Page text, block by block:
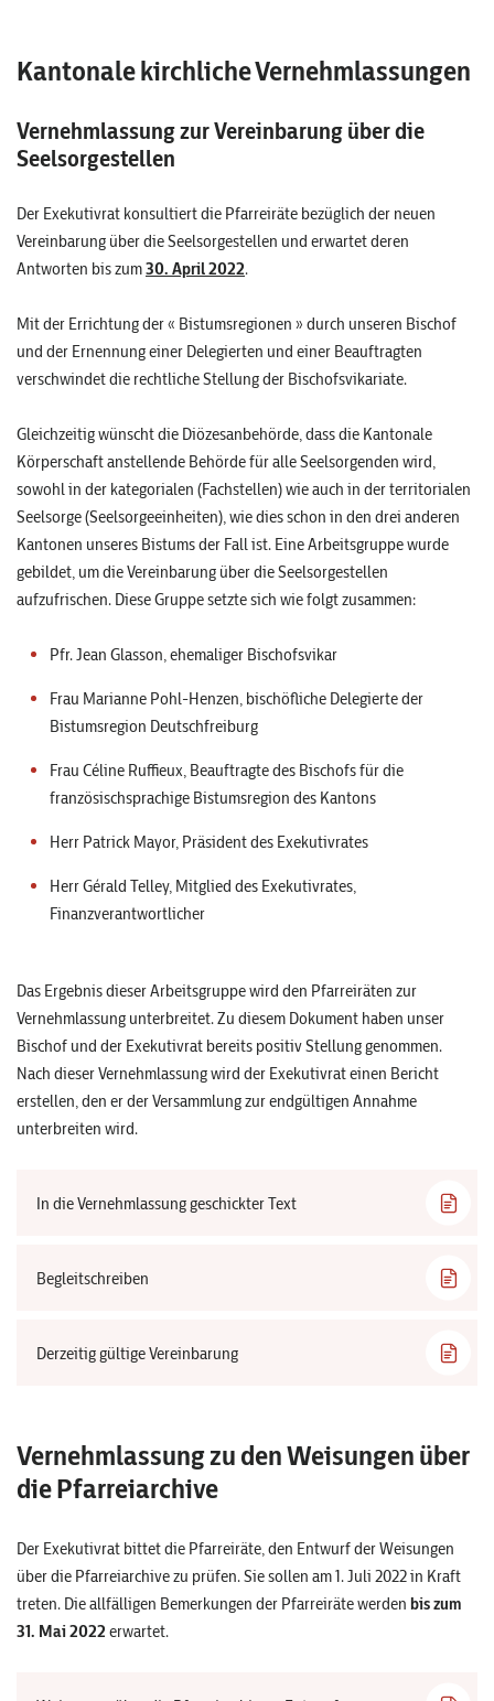
Kantonale kirchliche Vernehmlassungen
Vernehmlassung zur Vereinbarung über die
Seelsorgestellen
Der Exekutivrat konsultiert die Pfarreiräte bezüglich der neuen
Vereinbarung über die Seelsorgestellen und erwartet deren
Antworten bis zum30. April 2022.
Mit der Errichtung der « Bistumsregionen » durch unseren Bischof
und der Ernennung einer Delegierten und einer Beauftragten
verschwindet die rechtliche Stellung der Bischofsvikariate.
Gleichzeitig wünscht die Diözesanbehörde, dass die Kantonale
Körperschaft anstellende Behörde für alle Seelsorgenden wird,
sowohl in der kategorialen (Fachstellen) wie auch in der territorialen
Seelsorge (Seelsorgeeinheiten), wie dies schon in den drei anderen
Kantonen unseres Bistums der Fall ist. Eine Arbeitsgruppe wurde
gebildet, um die Vereinbarung über die Seelsorgestellen
aufzufrischen. Diese Gruppe setzte sich wie folgt zusammen:
Pfr. Jean Glasson, ehemaliger Bischofsvikar
Frau Marianne Pohl-Henzen, bischöfliche Delegierte der
Bistumsregion Deutschfreiburg
Frau Céline Ruffieux, Beauftragte des Bischofs für die
französischsprachige Bistumsregion des Kantons
Herr Patrick Mayor, Präsident des Exekutivrates
Herr Gérald Telley, Mitglied des Exekutivrates,
Finanzverantwortlicher
Das Ergebnis dieser Arbeitsgruppe wird den Pfarreiräten zur
Vernehmlassung unterbreitet. Zu diesem Dokument haben unser
Bischof und der Exekutivrat bereits positiv Stellung genommen.
Nach dieser Vernehmlassung wird der Exekutivrat einen Bericht
erstellen, den er der Versammlung zur endgültigen Annahme
unterbreiten wird.
In die Vernehmlassung geschickter Text
Begleitschreiben
Derzeitig gültige Vereinbarung
Vernehmlassung zu den Weisungen über
die Pfarreiarchive
Der Exekutivrat bittet die Pfarreiräte, den Entwurf der Weisungen
über die Pfarreiarchive zu prüfen. Sie sollen am 1. Juli 2022 in Kraft
treten. Die allfälligen Bemerkungen der Pfarreiräte werden bis zum
31. Mai 2022 erwartet.